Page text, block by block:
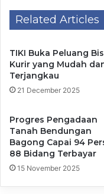
menjelaskan,
kualitas ibadah,
antar anggota
Kegiatan ini
dalam menyambut
dengan penuh
Related Articles
TIKI Buka Peluang
Kurir yang Mudah
Terjangkau
21 December 2025
Progres Pengadaan
Tanah Bendungan
Bagong Capai 94
88 Bidang Terbayar
15 November 2025